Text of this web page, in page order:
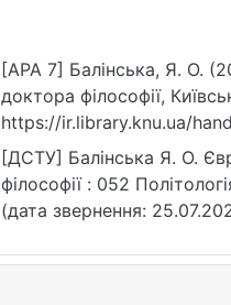
[APA 7] Балінська, Я. О.
доктора філософії,
https://ir.library.knu.ua/
[ДСТУ] Балінська Я. О.
філософії : 052
(дата звернення: